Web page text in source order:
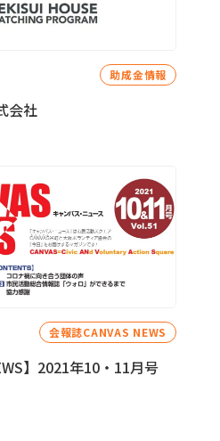
助成金情報
会社
会報誌CANVAS NEWS
】2021年10・11月号